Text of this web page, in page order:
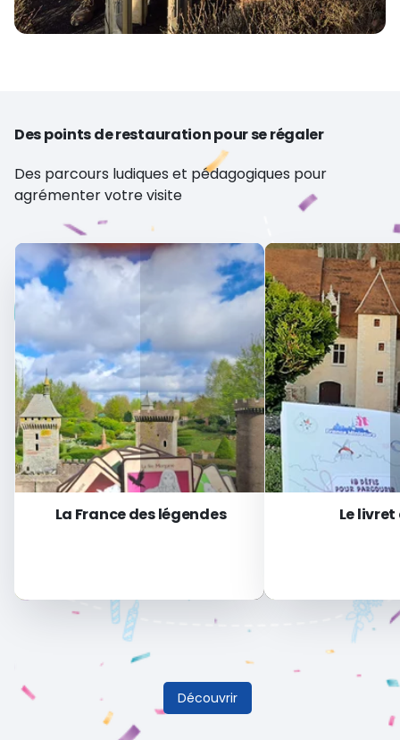
Des points de restauration pour se régaler
Des parcours ludiques et pédagogiques pour
agrémenter votre visite
La France des légendes Le livret
Découvrir